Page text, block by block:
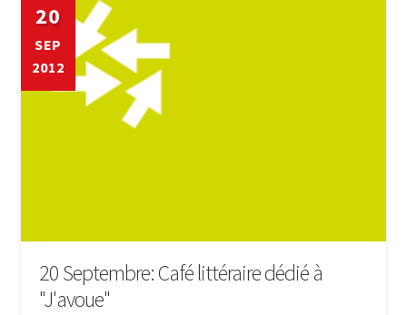
20
SEP
2012
20 Septembre: Café littéraire dédié à
"J'avoue"